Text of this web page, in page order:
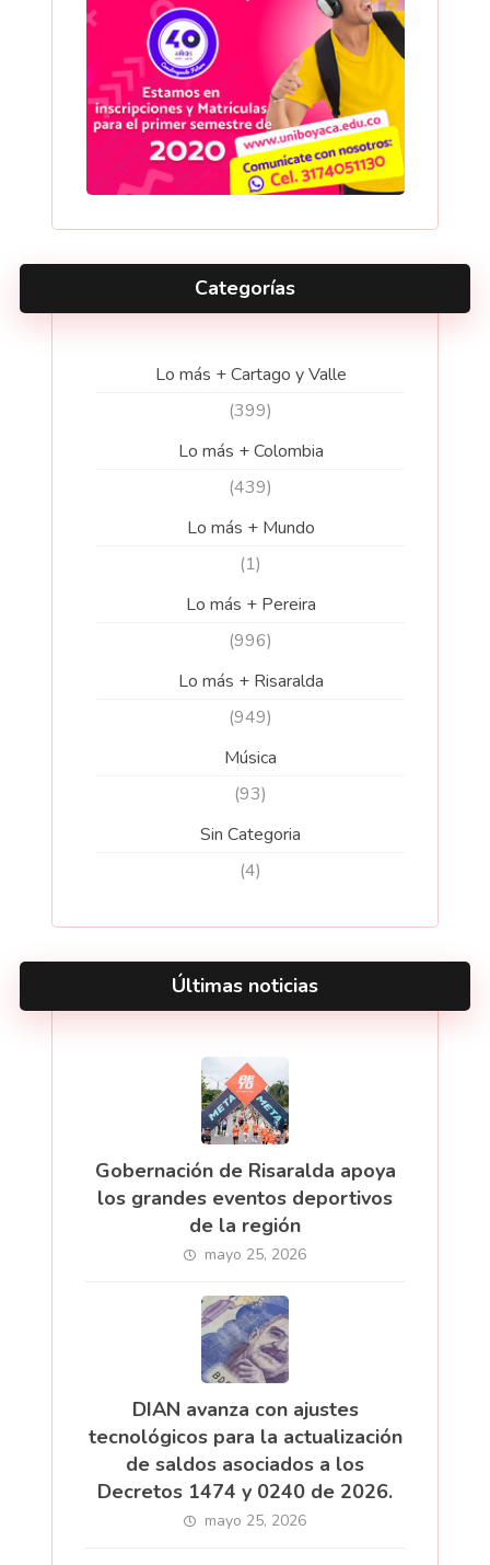
Categorías
Lo más + Cartago y Valle
(399)
Lo más + Colombia
(439)
Lo más + Mundo
(1)
Lo más + Pereira
(996)
Lo más + Risaralda
(949)
Música
(93)
Sin Categoria
(4)
Últimas noticias
Gobernación de Risaralda apoya
los grandes eventos deportivos
de la región
mayo 25, 2026
DIAN avanza con ajustes
tecnológicos para la actualización
de saldos asociados a los
Decretos 1474 y 0240 de 2026.
mayo 25, 2026